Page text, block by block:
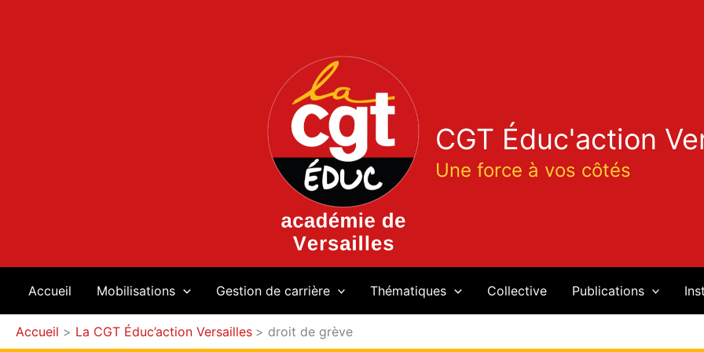
CGT Éduc'action
Une force à vos côtés
Accueil Mobilisations Gestion de carrière Thématiques Collective Publications
Accueil La CGT Éduc’action Versailles droit de grève